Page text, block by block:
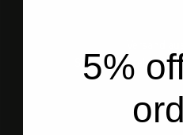
Schneller, direkter
5%